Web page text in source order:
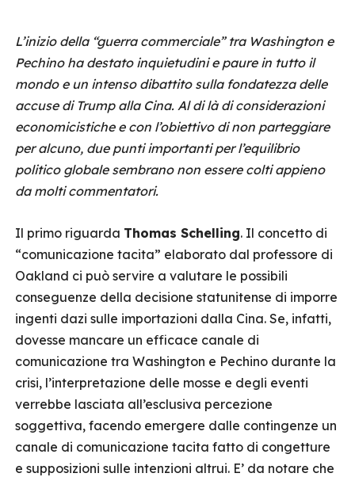
L’inizio della “guerra commerciale” tra Washington e
Pechino ha destato inquietudini e paure in tutto il
mondo e un intenso dibattito sulla fondatezza delle
accuse di Trump alla Cina. Al di là di considerazioni
economicistiche e con l’obiettivo di non parteggiare
per alcuno, due punti importanti per l’equilibrio
politico globale sembrano non essere colti appieno
da molti commentatori.
Il primo riguarda Thomas Schelling. Il concetto di
“comunicazione tacita” elaborato dal professore di
Oakland ci può servire a valutare le possibili
conseguenze della decisione statunitense di imporre
ingenti dazi sulle importazioni dalla Cina. Se, infatti,
dovesse mancare un efficace canale di
comunicazione tra Washington e Pechino durante la
crisi, l’interpretazione delle mosse e degli eventi
verrebbe lasciata all’esclusiva percezione
soggettiva, facendo emergere dalle contingenze un
canale di comunicazione tacita fatto di congetture
e supposizioni sulle intenzioni altrui. E’ da notare che